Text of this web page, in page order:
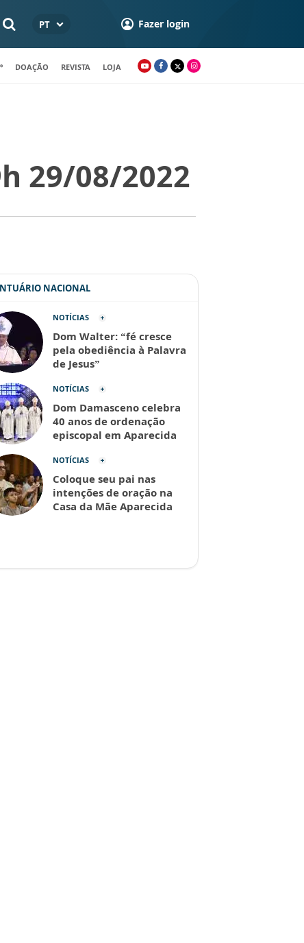
PT Fazer login
DOAÇÃO REVISTA LOJA
29/08/2022
NACIONAL
NOTÍCIAS
Dom Walter: “fé cresce
pela obediência à Palavra
de Jesus”
NOTÍCIAS
Dom Damasceno celebra
40 anos de ordenação
episcopal em Aparecida
NOTÍCIAS
Coloque seu pai nas
intenções de oração na
Casa da Mãe Aparecida